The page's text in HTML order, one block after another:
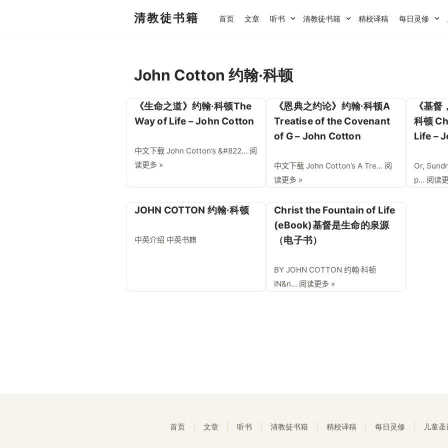
清教徒书籍 首页 文章 听书 清教徒书籍 精校译稿 每日灵修
John Cotton 约翰·科顿
《生命之道》约翰·科顿The
Way of Life – John Cotton
中文下载 John Cotton’s &#822… 阅
读更多 »
《恩典之约论》约翰·科顿A
Treatise of the Covenant
of G – John Cotton
中文下载 John Cotton’s A Tre… 阅
读更多 »
《基
科顿
Life –
Or,
p… 阅读
JOHN COTTON 约翰·科顿
中英介绍 中英书籍
Christ the Fountain of Life
(eBook)基督是生命的泉源
（电子书）
BY JOHN COTTON 约翰·科顿
IN&n… 阅读更多 »
首页 文章 听书 清教徒书籍 精校译稿 每日灵修 儿童圣